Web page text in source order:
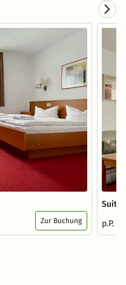
Zur Buchung
Suite
p.P.